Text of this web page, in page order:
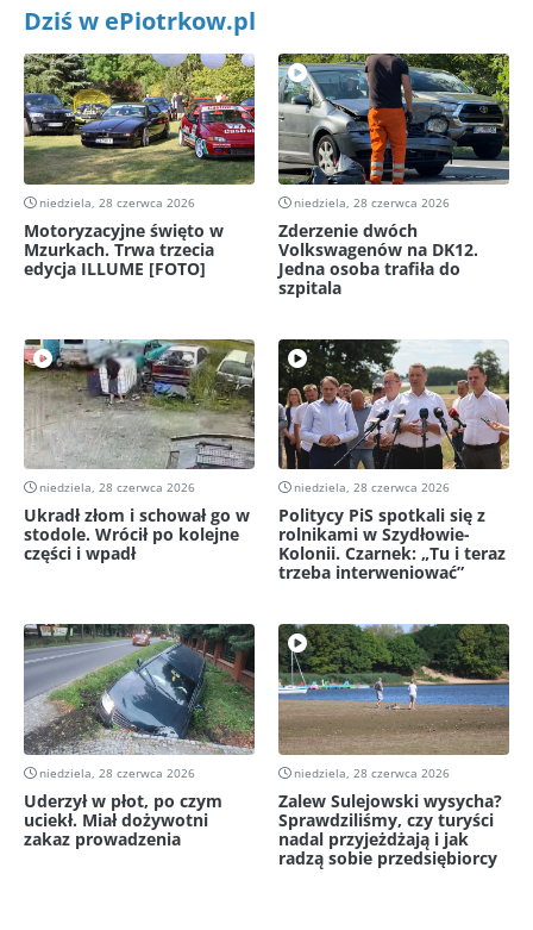
Dziś w ePiotrkow.pl
niedziela, 28 czerwca 2026
Motoryzacyjne święto w
Mzurkach. Trwa trzecia
edycja ILLUME [FOTO]
niedziela, 28 czerwca 2026
Zderzenie dwóch
Volkswagenów na DK12.
Jedna osoba trafiła do
szpitala
niedziela, 28 czerwca 2026
Ukradł złom i schował go w
stodole. Wrócił po kolejne
części i wpadł
niedziela, 28 czerwca 2026
Politycy PiS spotkali się z
rolnikami w Szydłowie-
Kolonii. Czarnek: „Tu i teraz
trzeba interweniować”
niedziela, 28 czerwca 2026
Uderzył w płot, po czym
uciekł. Miał dożywotni
zakaz prowadzenia
niedziela, 28 czerwca 2026
Zalew Sulejowski wysycha?
Sprawdziliśmy, czy turyści
nadal przyjeżdżają i jak
radzą sobie przedsiębiorcy